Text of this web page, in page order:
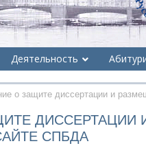
Деятельность
о защите диссертации и
ДИССЕРТАЦИИ
СПБДА